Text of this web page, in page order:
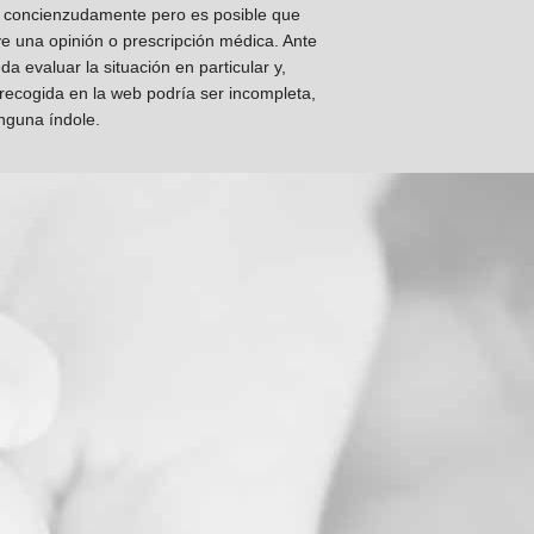
pero es posible que
una opinión o prescripción médica. Ante
evaluar la situación en particular y,
en la web podría ser incompleta,
índole.